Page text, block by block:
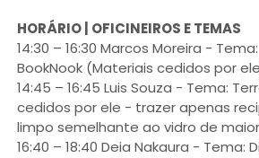
HORÁRIO | OFICINEIROS E TEMAS
14:30 – 16:30 Marcos Moreira - Tema:
BookNook (Materiais cedidos por
14:45 – 16:45 Luis Souza - Tema:
cedidos por ele - trazer apenas
limpo semelhante ao vidro de
16:40 – 18:40 Deia Nakaura - Tema: